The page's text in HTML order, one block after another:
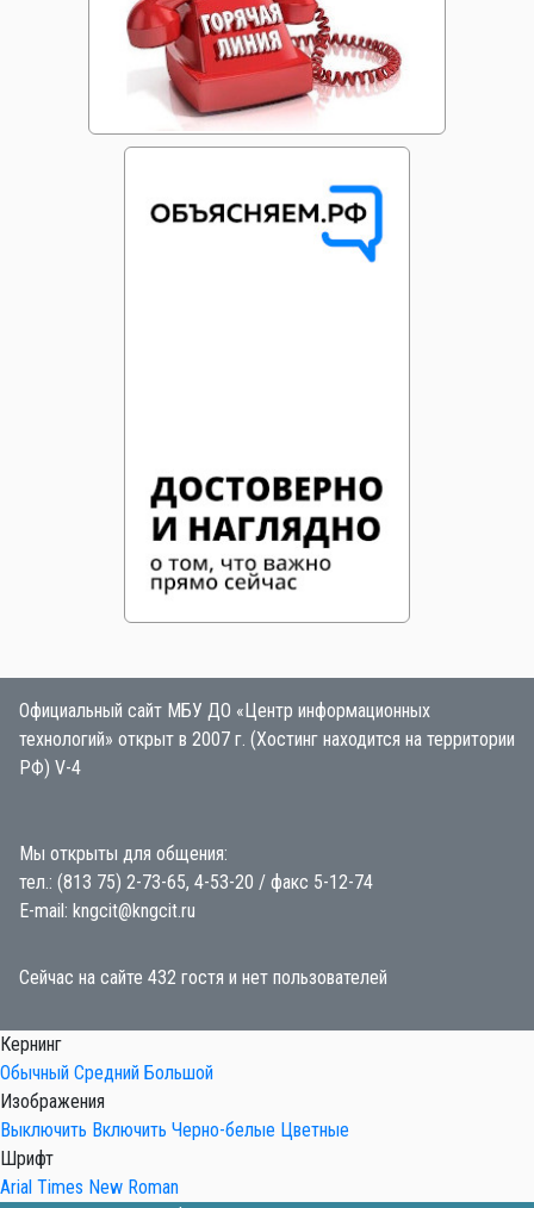
Официальный сайт МБУ ДО «Центр информационных
технологий» открыт в 2007 г. (Хостинг находится на территории
РФ) V-4
Мы открыты для общения:
тел.: (813 75) 2-73-65, 4-53-20 / факс 5-12-74
E-mail: kngcit@kngcit.ru
Сейчас на сайте 432 гостя и нет пользователей
Кернинг
Обычный Средний Большой
Изображения
Выключить Включить Черно-белые Цветные
Шрифт
Arial Times New Roman